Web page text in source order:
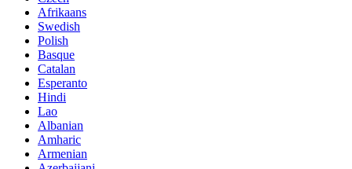
Afrikaans
Swedish
Polish
Basque
Catalan
Esperanto
Hindi
Lao
Albanian
Amharic
Armenian